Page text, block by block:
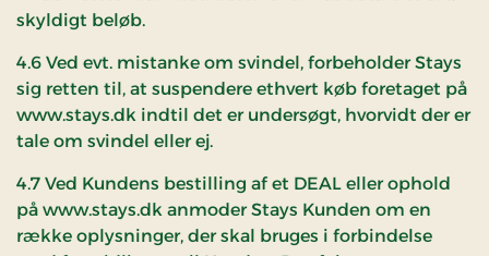
skyldigt beløb.
4.6 Ved evt. mistanke om svindel, forbeholder Stays
sig retten til, at suspendere ethvert køb foretaget på
www.stays.dk indtil det er undersøgt, hvorvidt der er
tale om svindel eller ej.
4.7 Ved Kundens bestilling af et DEAL eller ophold
på www.stays.dk anmoder Stays Kunden om en
række oplysninger, der skal bruges i forbindelse